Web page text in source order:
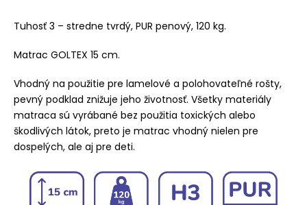
Tuhosť 3 – stredne tvrdý, PUR penový, 120 kg.
Matrac GOLTEX 15 cm.
Vhodný na použitie pre lamelové a polohovateľné rošty,
pevný podklad znižuje jeho životnosť. Všetky materiály
matraca sú vyrábané bez použitia toxických alebo
škodlivých látok, preto je matrac vhodný nielen pre
dospelých, ale aj pre deti.